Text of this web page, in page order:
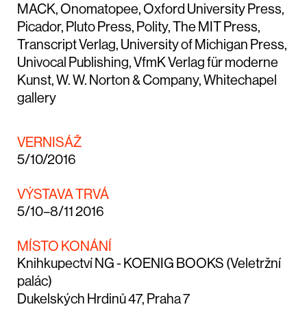
MACK, Onomatopee, Oxford University Press,
Picador, Pluto Press, Polity, The MIT Press,
Transcript Verlag, University of Michigan Press,
Univocal Publishing, VfmK Verlag für moderne
Kunst, W. W. Norton & Company, Whitechapel
gallery
VERNISÁŽ
5/10/2016
VÝSTAVA TRVÁ
5/10–8/11 2016
MÍSTO KONÁNÍ
Knihkupectví NG - KOENIG BOOKS (Veletržní
palác)
Dukelských Hrdinů 47, Praha 7